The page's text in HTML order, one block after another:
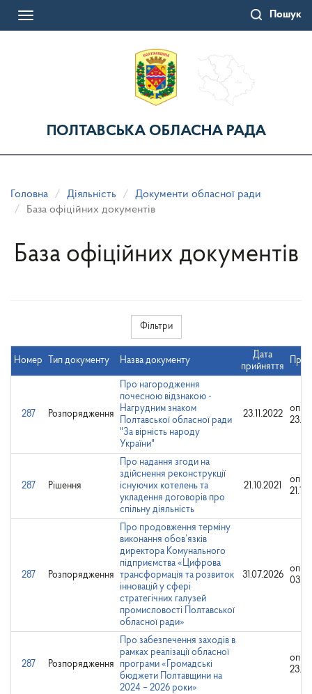
Пошук
Toggle
ПОЛТАВСЬКА ОБЛАСНА РАДА
Головна Діяльність
Документи обласної ради
База офіційних документів
База офіційних документів
Фільтри
Номер Тип документу Назва документу
Дата
прийняття
287 Розпорядження
Про нагородження
почесною відзнакою -
Нагрудним знаком
Полтавської обласної ради
"За вірність народу
України"
23.11.2022
287 Рішення
Про надання згоди на
здійснення реконструкції
існуючих котелень та
укладення договорів про
спільну діяльність
21.10.2021
287 Розпорядження
Про продовження терміну
виконання обов’язків
директора Комунального
підприємства «Цифрова
трансформація та розвиток
інновацій у сфері
стратегічних галузей
промисловості Полтавської
обласної ради»
31.07.2026
287 Розпорядження
Про забезпечення заходів в
рамках реалізації обласної
програми «Громадські
бюджети Полтавщини на
2024 – 2026 роки»